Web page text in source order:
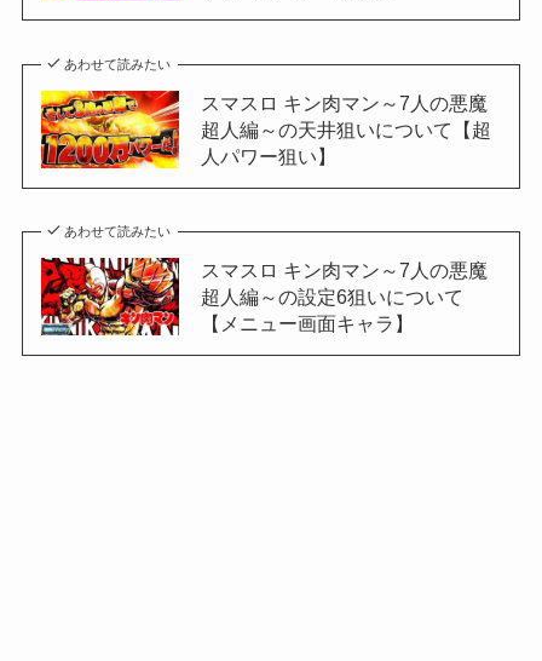
あわせて読みたい
スマスロ キン肉マン～7人の悪魔
超人編～の天井狙いについて【超
人パワー狙い】
あわせて読みたい
スマスロ キン肉マン～7人の悪魔
超人編～の設定6狙いについて
【メニュー画面キャラ】